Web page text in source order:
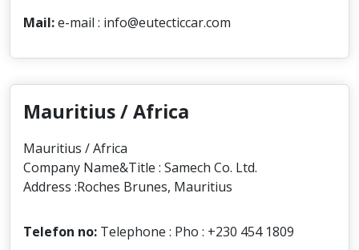
Mail:e-mail : info@eutecticcar.com
Mauritius / Africa
Mauritius / Africa
Company Name&Title : Samech Co. Ltd.
Address :Roches Brunes, Mauritius
Telefon no: Telephone : Pho : +230 454 1809